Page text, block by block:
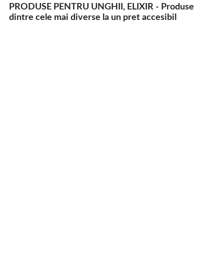
PRODUSE PENTRU UNGHII, ELIXIR - Produse
dintre cele mai diverse la un pret accesibil